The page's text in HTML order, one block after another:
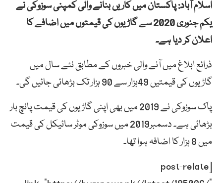
اسلام آباد: پاکستان میں کاریں بنانے والی کمپنی سوزوکی نے
یکم جنوری 2020 سے گاڑیوں کی قیمتوں میں اضافے کا
اعلان کر دیا ہے۔
ذرائع ابلاغ میں آنے والی خبروں کے مطابق نئے سال میں
گاڑیوں کی قیمتیں 49ہزار سے 90 ہزار تک بڑھائی جائیں گی۔
پاک سوزوکی نے 2019 میں بھی اپنی گاڑیوں کی قیمت پانچ بار
بڑھائی ہے۔ دسمبر2019 میں سوزوکی موٹر سائیکل کی قیمت
میں 8 ہزار کا اضافہ ہوا تھا۔
[post-relate